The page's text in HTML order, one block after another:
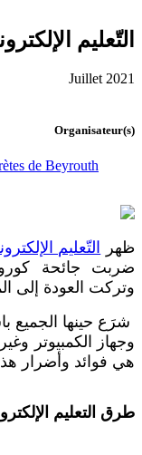
التّعليم
Juillet 2021
Organisateur(s)
de Beyrouth
ظهر التّعليم
ضربت جائحة
وتركت العودة إلى
شرَع حينها الجميع
وجهاز الكمبيوتر
هي فوائد وأضرار
طرق التعليم